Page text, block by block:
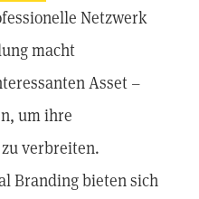
Netzwerk
macht
Asset –
um ihre
verbreiten.
Branding bieten sich